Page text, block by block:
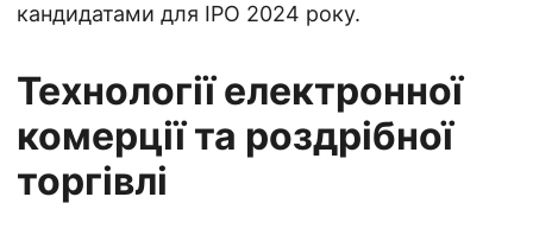
кандидатами для IPO 2024 року.
Технології електронної
комерції та роздрібної
торгівлі